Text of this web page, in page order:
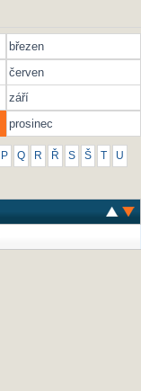
březen
červen
září
prosinec
P Q R Ř S Š U